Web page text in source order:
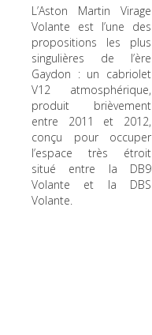
L’Aston Martin Virage
Volante est l’une des
propositions les plus
singulières de l’ère
Gaydon : un cabriolet
V12 atmosphérique,
produit brièvement
entre 2011 et 2012,
conçu pour occuper
l’espace très étroit
situé entre la DB9
Volante et la DBS
Volante.